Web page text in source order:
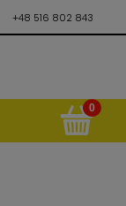
+48 516 802 843